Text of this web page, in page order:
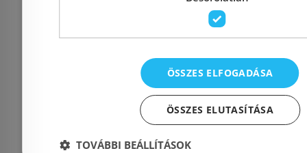
Alföldi Bázis 60x44 fali
mosdó 4196 71 01
Alföldi
ÖSSZES ELFOGADÁSA
ÖSSZES ELUTASÍTÁSA
TOVÁBBI BEÁLLÍTÁSOK